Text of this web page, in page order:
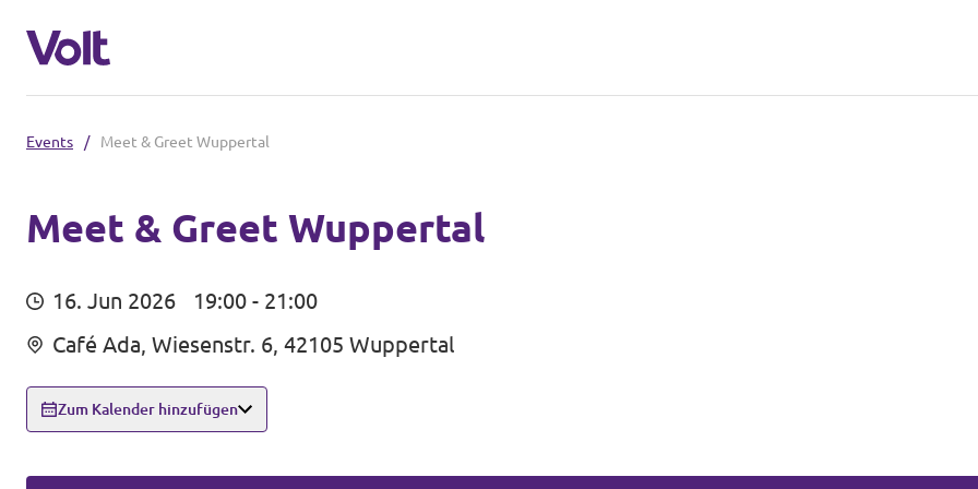
Volt in Nordrhein-Westfalen
Website von Volt NRW
Volt in Deutschland
Website
Menschen
Events / Meet & Greet Wuppertal
Meet & Greet Wuppertal
16. Jun 2026
19:00 - 21:00
Café Ada, Wiesenstr. 6, 42105 Wuppertal
Zum Kalender hinzufügen